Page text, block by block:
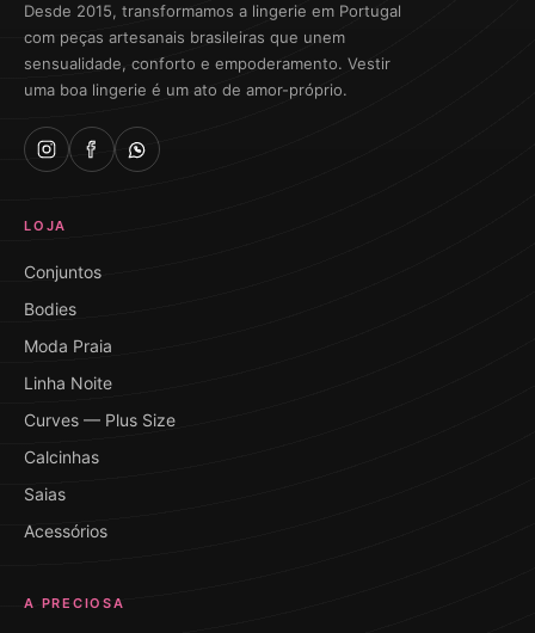
Desde 2015, transformamos a lingerie em Portugal
com peças artesanais brasileiras que unem
sensualidade, conforto e empoderamento. Vestir
uma boa lingerie é um ato de amor-próprio.
LOJA
Conjuntos
Bodies
Moda Praia
Linha Noite
Curves — Plus Size
Calcinhas
Saias
Acessórios
A PRECIOSA